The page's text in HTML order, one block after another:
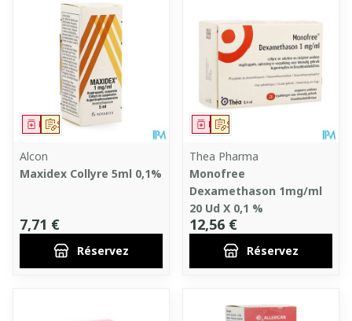
Sur prescription
Médicament
Alcon
Maxidex Collyre 5ml 0,1%
7,71 €
Réservez
Sur prescription
Médicament
Thea Pharma
Monofree
Dexamethason 1mg/ml
20 Ud X 0,1 %
12,56 €
Réservez